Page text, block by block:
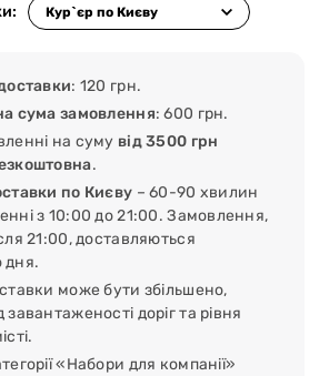
: 120 грн.
сума замовлення: 600 грн.
на суму від 3500 грн
.
по Києву – 60-90 хвилин
з 10:00 до 21:00. Замовлення,
21:00, доставляються
дня.
може бути збільшено,
завантаженості доріг та рівня
«Набори для компанії»